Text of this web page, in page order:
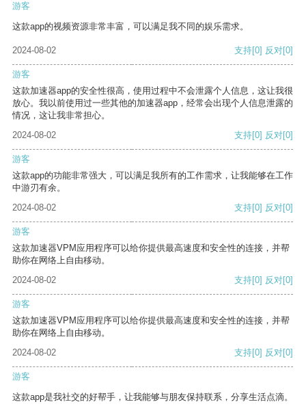
游客
这款app的视频资源非常丰富，可以满足我不同的娱乐需求。
2024-08-02 支持[0] 反对[0]
游客
这款加速器app的安全性很高，使用过程中不会泄露个人信息，这让我很
放心。我以前使用过一些其他的加速器app，经常会出现个人信息泄露的
情况，这让我非常担心。
2024-08-02
支持[0] 反对[0]
游客
这款app的功能非常强大，可以满足我所有的工作需求，让我能够在工作
中游刃有余。
2024-08-02
支持[0] 反对[0]
游客
这款加速器VPM应用程序可以给你提供最高速度和安全性的连接，并帮
助你在网络上自由移动。
2024-08-02
支持[0] 反对[0]
游客
这款加速器VPM应用程序可以给你提供最高速度和安全性的连接，并帮
助你在网络上自由移动。
2024-08-02
支持[0] 反对[0]
游客
这款app是我社交的好帮手，让我能够与朋友保持联系，分享生活点滴。